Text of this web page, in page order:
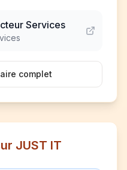
Services
complet
JUST IT